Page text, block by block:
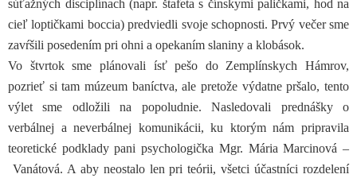
súťažných disciplínach (napr. štafeta s čínskymi paličkami, hod na
cieľ loptičkami boccia) predviedli svoje schopnosti. Prvý večer sme
zavŕšili posedením pri ohni a opekaním slaniny a klobások.
Vo štvrtok sme plánovali ísť pešo do Zemplínskych Hámrov,
pozrieť si tam múzeum baníctva, ale pretože výdatne pršalo, tento
výlet sme odložili na popoludnie. Nasledovali prednášky o
verbálnej a neverbálnej komunikácii, ku ktorým nám pripravila
teoretické podklady pani psychologička Mgr. Mária Marcinová –
Vanátová. A aby neostalo len pri teórii, všetci účastníci rozdelení